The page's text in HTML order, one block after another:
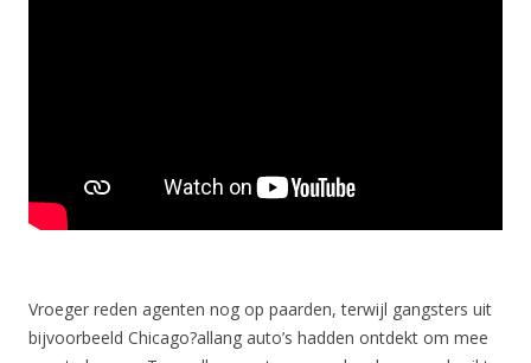
Vroeger reden agenten nog op paarden, terwijl gangsters uit
bijvoorbeeld Chicago?allang auto’s hadden ontdekt om mee